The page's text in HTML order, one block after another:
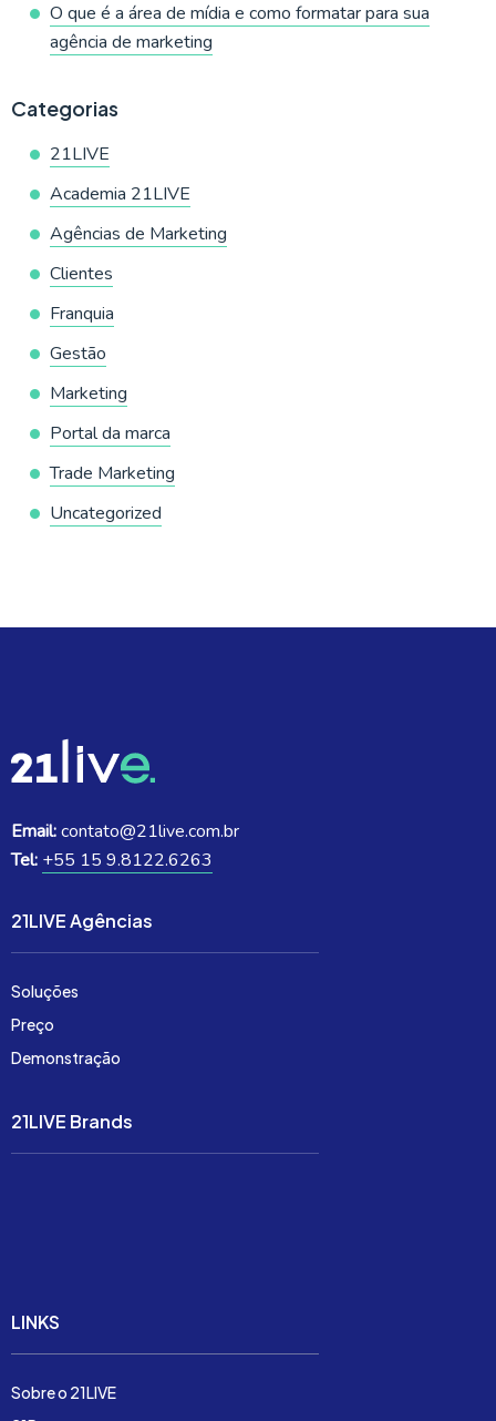
O que é a área de mídia e como formatar para sua
agência de marketing
Categorias
21LIVE
Academia 21LIVE
Agências de Marketing
Clientes
Franquia
Gestão
Marketing
Portal da marca
Trade Marketing
Uncategorized
Email:contato@21live.com.br
Tel: +55 15 9.8122.6263
21LIVE Agências
Soluções
Preço
Demonstração
21LIVE Brands
LINKS
Sobre o 21LIVE